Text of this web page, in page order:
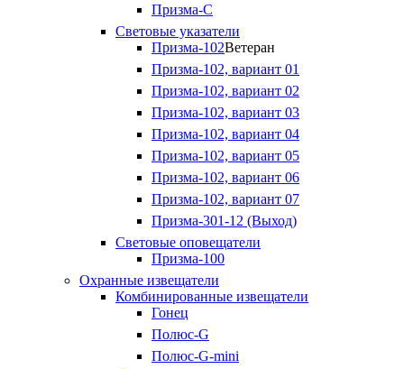
Призма-С
Световые указатели
Призма-102Ветеран
Призма-102, вариант 01
Призма-102, вариант 02
Призма-102, вариант 03
Призма-102, вариант 04
Призма-102, вариант 05
Призма-102, вариант 06
Призма-102, вариант 07
Призма-301-12 (Выход)
Световые оповещатели
Призма-100
Охранные извещатели
Комбинированные извещатели
Гонец
Полюс-G
Полюс-G-mini